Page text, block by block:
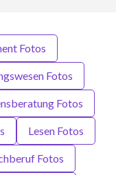
Fotos
Fotos
Fotos
Lesen Fotos
Fotos